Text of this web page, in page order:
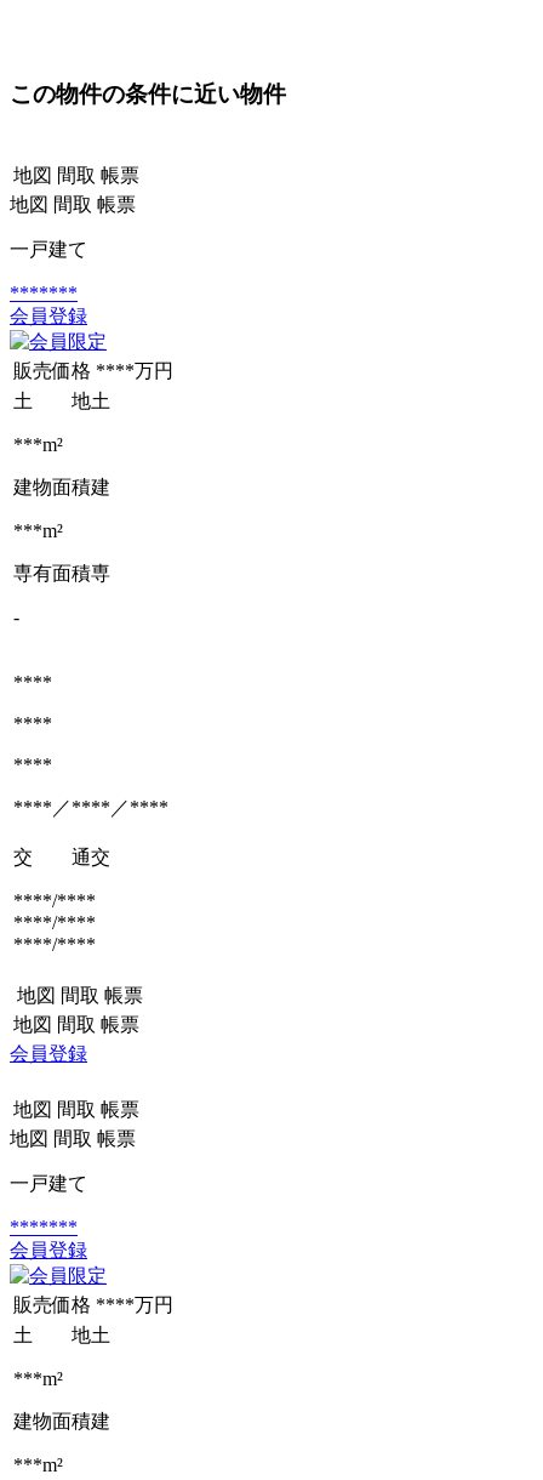
この物件の条件に近い物件
地図 間取 帳票
地図 間取 帳票
一戸建て
*******
会員登録
販売価格 ****万円
土 地土
***m²
建物面積建
***m²
専有面積専
-
****
****
****
****／****／****
交 通交
****/****
****/****
****/****
地図 間取 帳票
地図 間取 帳票
会員登録
地図 間取 帳票
地図 間取 帳票
一戸建て
*******
会員登録
販売価格 ****万円
土 地土
***m²
建物面積建
***m²